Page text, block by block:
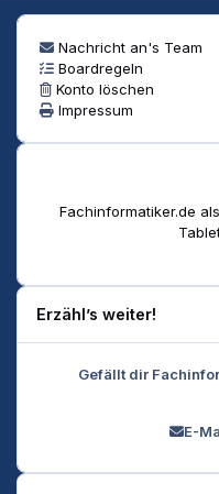
Nachricht an's Team
Boardregeln
Konto löschen
Impressum
Fachinformatiker.de
Erzähl’s weiter!
Gefällt dir
E-